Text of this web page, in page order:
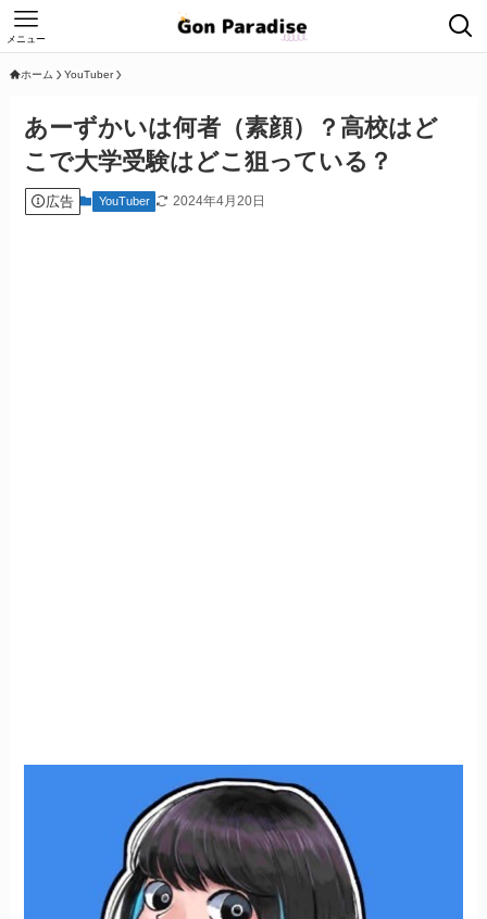
メニュー
ホーム YouTuber
あーずかいは何者（素顔）？高校はど
こで大学受験はどこ狙っている？
広告 YouTuber 2024年4月20日